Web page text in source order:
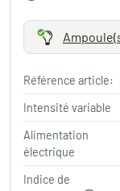
Référence article:
Intensité variable
Alimentation
électrique
Indice de